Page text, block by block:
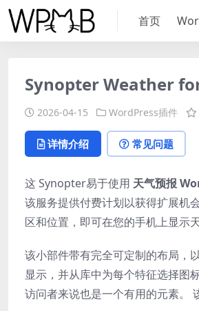
首页
Synopter Weather
2026-04-15 WordPress插件
详情介绍 常见问题
这 Synopter易于使用 天气预报
该服务提供付费计划以获得扩展机
区和位置，即可在您的手机上显示
该小部件带有完全可定制的布局，
显示，并从库中为每个特征选择图
访问者来说也是一个有用的元素。